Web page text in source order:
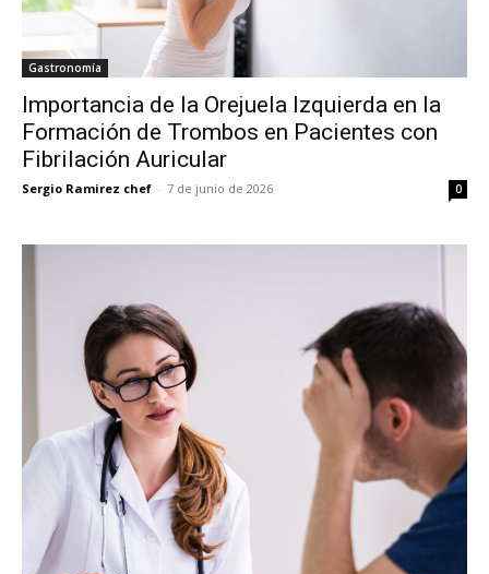
Gastronomía
Importancia de la Orejuela Izquierda en la
Formación de Trombos en Pacientes con
Fibrilación Auricular
Sergio Ramirez chef - 7 de junio de 2026 0